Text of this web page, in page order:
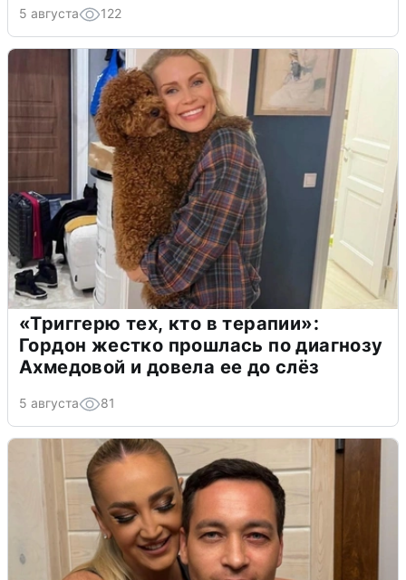
5 августа 122
«Триггерю тех, кто в терапии»:
Гордон жестко прошлась по диагнозу
Ахмедовой и довела ее до слёз
5 августа 81